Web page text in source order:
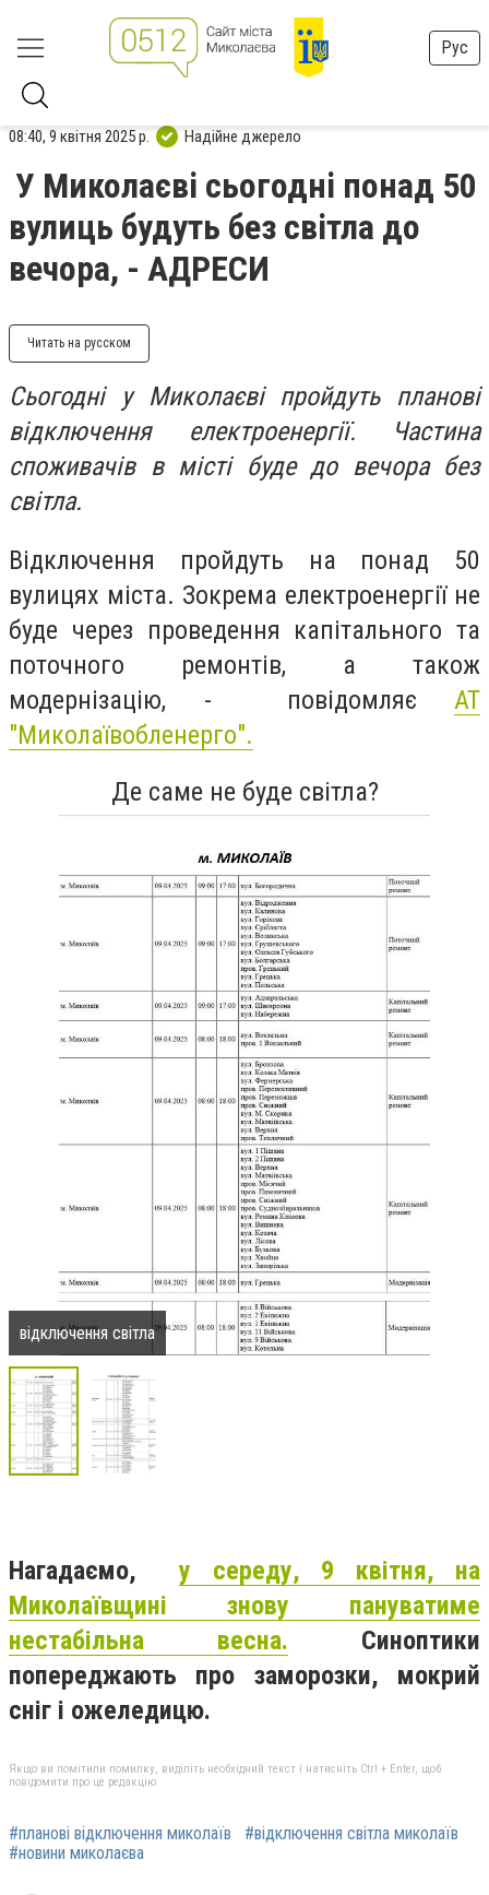
Рус
08:40, 9 квітня 2025 р. Надійне джерело
У Миколаєві сьогодні понад 50
вулиць будуть без світла до
вечора, - АДРЕСИ
Читать на русском
Сьогодні у Миколаєві пройдуть планові
відключення електроенергії. Частина
споживачів в місті буде до вечора без
світла.
Відключення пройдуть на понад 50
вулицях міста. Зокрема електроенергії не
буде через проведення капітального та
поточного ремонтів, а також
модернізацію, - повідомляє АТ
"Миколаївобленерго".
Де саме не буде світла?
відключення світла
Нагадаємо, у середу, 9 квітня, на
Миколаївщині знову пануватиме
нестабільна весна. Синоптики
попереджають про заморозки, мокрий
сніг і ожеледицю.
Якщо ви помітили помилку, виділіть необхідний текст і натисніть Ctrl + Enter, щоб
повідомити про це редакцію
#планові відключення миколаїв
#відключення світла миколаїв
#новини миколаєва